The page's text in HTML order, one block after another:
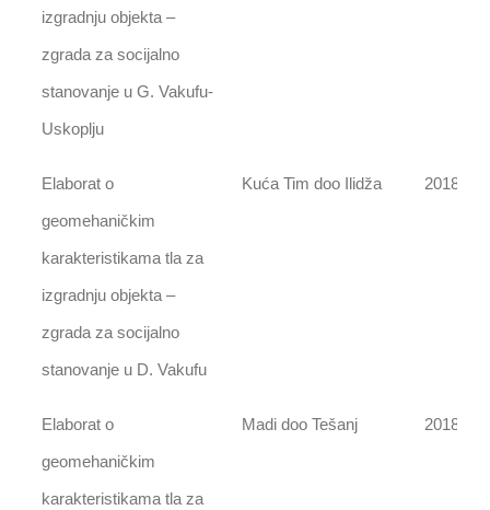
izgradnju objekta –
zgrada za socijalno
stanovanje u G. Vakufu-
Uskoplju
Elaborat o
geomehaničkim
karakteristikama tla za
izgradnju objekta –
zgrada za socijalno
stanovanje u D. Vakufu
Kuća Tim doo Ilidža 2018
Elaborat o
geomehaničkim
karakteristikama tla za
Madi doo Tešanj 2018